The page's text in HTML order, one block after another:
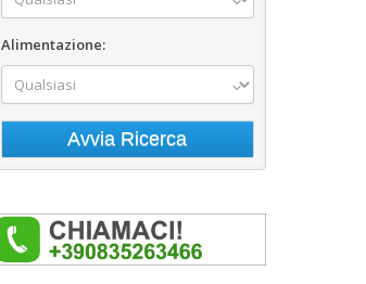
Alimentazione: